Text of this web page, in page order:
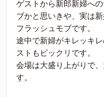
ゲストから新郎新婦へ
ブかと思いきや、実は
フラッシュモブです。
途中で新婦がキレッキ
ストもビックリです。
会場は大盛り上がりで
す。